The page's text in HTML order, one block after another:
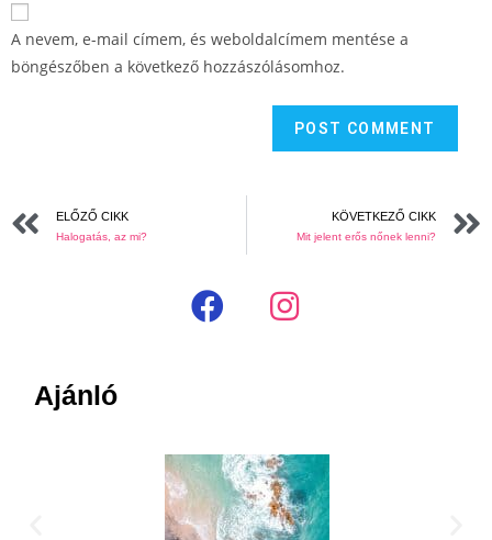
A nevem, e-mail címem, és weboldalcímem mentése a
böngészőben a következő hozzászólásomhoz.
ELŐZŐ CIKK
Halogatás, az mi?
KÖVETKEZŐ CIKK
Mit jelent erős nőnek lenni?
Ajánló